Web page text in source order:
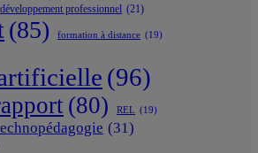
développement professionnel (21)
(85) formation à distance (19)
(96)
(80) REL (19)
(31)